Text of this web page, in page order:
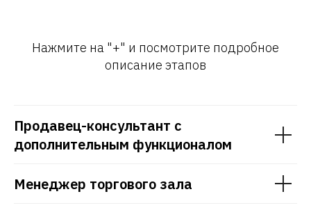
Нажмите на "+" и посмотрите подробное
описание этапов
Продавец-консультант с
дополнительным функционалом
Менеджер торгового зала